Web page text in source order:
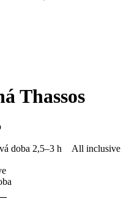
Thassos
doba 2,5–3 h
All inclusive